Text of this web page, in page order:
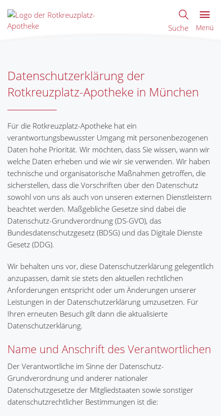
Suche Menü
Datenschutzerklärung der
Rotkreuzplatz-Apotheke in München
Für die Rotkreuzplatz-Apotheke hat ein
verantwortungsbewusster Umgang mit personenbezogenen
Daten hohe Priorität. Wir möchten, dass Sie wissen, wann wir
welche Daten erheben und wie wir sie verwenden. Wir haben
technische und organisatorische Maßnahmen getroffen, die
sicherstellen, dass die Vorschriften über den Datenschutz
sowohl von uns als auch von unseren externen Dienstleistern
beachtet werden. Maßgebliche Gesetze sind dabei die
Datenschutz-Grundverordnung (DS-GVO), das
Bundesdatenschutzgesetz (BDSG) und das Digitale Dienste
Gesetz (DDG).
Wir behalten uns vor, diese Datenschutzerklärung gelegentlich
anzupassen, damit sie stets den aktuellen rechtlichen
Anforderungen entspricht oder um Änderungen unserer
Leistungen in der Datenschutzerklärung umzusetzen. Für
Ihren erneuten Besuch gilt dann die aktualisierte
Datenschutzerklärung.
Name und Anschrift des Verantwortlichen
Der Verantwortliche im Sinne der Datenschutz-
Grundverordnung und anderer nationaler
Datenschutzgesetze der Mitgliedstaaten sowie sonstiger
datenschutzrechtlicher Bestimmungen ist die: